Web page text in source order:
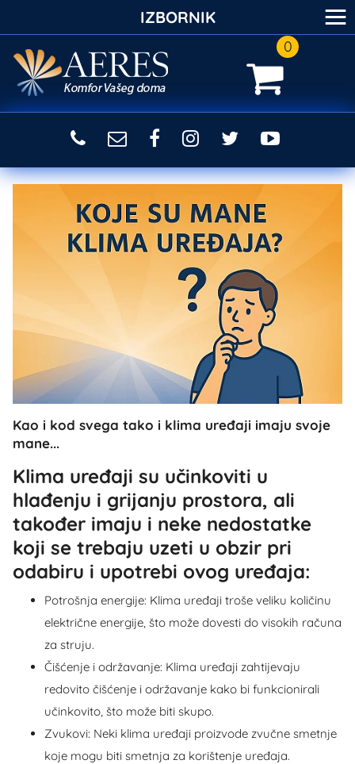
0
Kao i kod svega tako i klima uređaji imaju svoje
mane...
Klima uređaji su učinkoviti u
hlađenju i grijanju prostora, ali
također imaju i neke nedostatke
koji se trebaju uzeti u obzir pri
odabiru i upotrebi ovog uređaja:
Potrošnja energije: Klima uređaji troše veliku količinu
električne energije, što može dovesti do visokih računa
za struju.
Čišćenje i održavanje: Klima uređaji zahtijevaju
redovito čišćenje i održavanje kako bi funkcionirali
učinkovito, što može biti skupo.
Zvukovi: Neki klima uređaji proizvode zvučne smetnje
koje mogu biti smetnja za korištenje uređaja.
IZBORNIK ≡